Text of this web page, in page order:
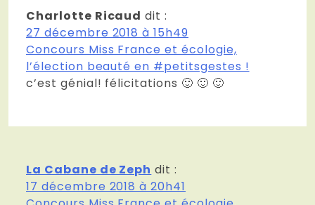
Charlotte Ricaud dit :
27 décembre 2018 à 15h49
Concours Miss France et écologie,
l’élection beauté en #petitsgestes !
c’est génial! félicitations 🙂 🙂 🙂
La Cabane de Zeph dit :
17 décembre 2018 à 20h41